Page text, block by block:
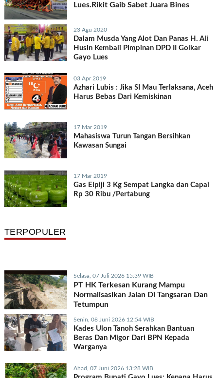
Lues.Rikit Gaib Sabet Juara Bines
23 Agu 2020
Dalam Musda Yang Alot Dan Panas H. Ali
Husin Kembali Pimpinan DPD II Golkar
Gayo Lues
03 Apr 2019
Azhari Lubis : Jika SI Mau Terlaksana, Aceh
Harus Bebas Dari Kemiskinan
17 Mar 2019
Mahasiswa Turun Tangan Bersihkan
Kawasan Sungai
17 Mar 2019
Gas Elpiji 3 Kg Sempat Langka dan Capai
Rp 30 Ribu /Pertabung
TERPOPULER
Selasa, 07 Juli 2026 15:39 WIB
PT HK Terkesan Kurang Mampu
Normalisasikan Jalan Di Tangsaran Dan
Tetumpun
Senin, 08 Juni 2026 12:54 WIB
Kades Ulon Tanoh Serahkan Bantuan
Beras Dan Migor Dari BPN Kepada
Warganya
Ahad, 07 Juni 2026 13:28 WIB